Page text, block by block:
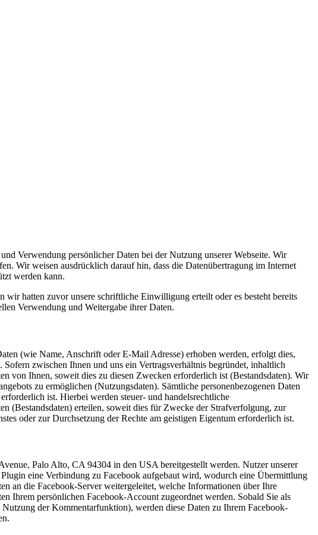
Verwendung persönlicher Daten bei der Nutzung unserer Webseite. Wir
Wir weisen ausdrücklich darauf hin, dass die Datenübertragung im Internet
werden kann.
hatten zuvor unsere schriftliche Einwilligung erteilt oder es besteht bereits
Verwendung und Weitergabe ihrer Daten.
(wie Name, Anschrift oder E-Mail Adresse) erhoben werden, erfolgt dies,
zwischen Ihnen und uns ein Vertragsverhältnis begründet, inhaltlich
von Ihnen, soweit dies zu diesen Zwecken erforderlich ist (Bestandsdaten). Wir
zu ermöglichen (Nutzungsdaten). Sämtliche personenbezogenen Daten
ist. Hierbei werden steuer- und handelsrechtliche
(Bestandsdaten) erteilen, soweit dies für Zwecke der Strafverfolgung, zur
oder zur Durchsetzung der Rechte am geistigen Eigentum erforderlich ist.
Palo Alto, CA 94304 in den USA bereitgestellt werden. Nutzer unserer
eine Verbindung zu Facebook aufgebaut wird, wodurch eine Übermittlung
an die Facebook-Server weitergeleitet, welche Informationen über Ihre
Ihrem persönlichen Facebook-Account zugeordnet werden. Sobald Sie als
der Kommentarfunktion), werden diese Daten zu Ihrem Facebook-